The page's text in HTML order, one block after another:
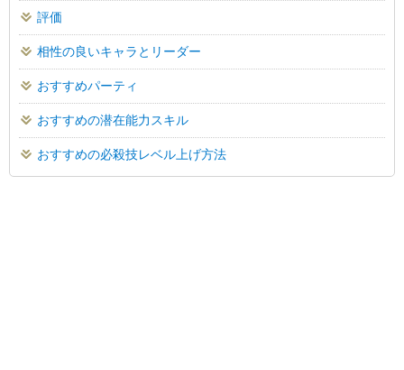
評価
相性の良いキャラとリーダー
おすすめパーティ
おすすめの潜在能力スキル
おすすめの必殺技レベル上げ方法